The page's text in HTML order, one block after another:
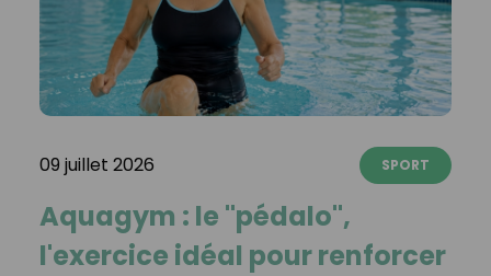
09 juillet 2026 SPORT
Aquagym : le "pédalo",
l'exercice idéal pour renforcer